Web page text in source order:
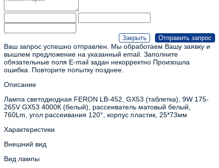
Ваш запрос успешно отправлен. Мы обработаем Вашу заявку и
вышлем предложение на указанный email. Заполните
обязательные поля E-mail задан некорректно Произошла
ошибка. Повторите попытку позднее.
Описание
Лампа светодиодная FERON LB-452, GX53 (таблетка), 9W 175-
265V GX53 4000К (белый), рассеиватель матовый белый,
760Lm, угол рассеивания 120°, корпус пластик, 25*73мм
Характеристики
Внешний вид
Вид лампы